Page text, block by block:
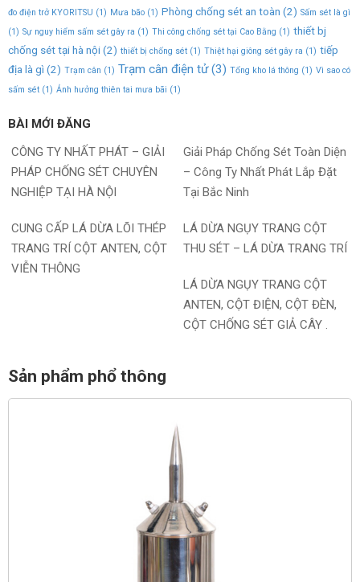
đo điện trở KYORITSU (1) Mưa bão (1) Phòng chống sét an toàn (2) Sấm sét là gì
(1) Sự nguy hiểm sấm sét gây ra (1) Thi công chống sét tại Cao Bằng (1) thiết bj
chống sét tại hà nội (2) thiết bị chống sét (1) Thiệt hại giông sét gây ra (1) tiếp
địa là gì (2) Trạm cân (1) Trạm cân điện tử(3) Tổng kho lá thông (1) Vì sao có
sấm sét (1) Ảnh hưởng thiên tai mưa bãi (1)
BÀI MỚI ĐĂNG
CÔNG TY NHẤT PHÁT – GIẢI
PHÁP CHỐNG SÉT CHUYÊN
NGHIỆP TẠI HÀ NỘI
Giải Pháp Chống Sét Toàn Diện
– Công Ty Nhất Phát Lắp Đặt
Tại Bắc Ninh
CUNG CẤP LÁ DỪA LÕI THÉP
TRANG TRÍ CỘT ANTEN, CỘT
VIỄN THÔNG
LÁ DỪA NGỤY TRANG CỘT
THU SÉT – LÁ DỪA TRANG TRÍ
LÁ DỪA NGỤY TRANG CỘT
ANTEN, CỘT ĐIỆN, CỘT ĐÈN,
CỘT CHỐNG SÉT GIẢ CÂY .
Sản phẩm phổ thông